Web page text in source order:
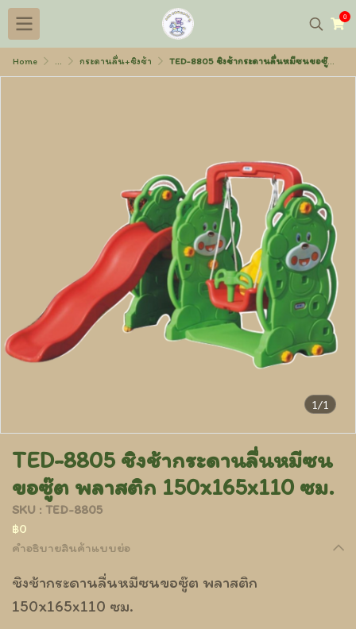
0
Home ... กระดานลื่น+ชิงช้า TED-8805 ชิงช้ากระดานลื่นหมีซนขอซู๊ต พลาสติก 150x165x110 ซม.
1/1
TED-8805 ชิงช้ากระดานลื่นหมีซน
ขอซู๊ต พลาสติก 150x165x110 ซม.
SKU : TED-8805
฿0
คำอธิบายสินค้าแบบย่อ
ชิงช้ากระดานลื่นหมีซนขอซู๊ต พลาสติก
150x165x110 ซม.